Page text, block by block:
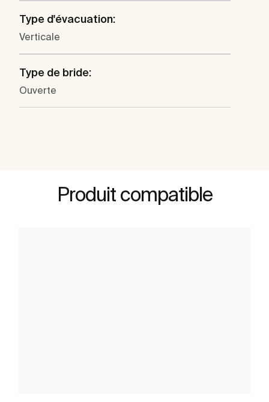
Type d'évacuation:
Verticale
Type de bride:
Ouverte
Produit compatible